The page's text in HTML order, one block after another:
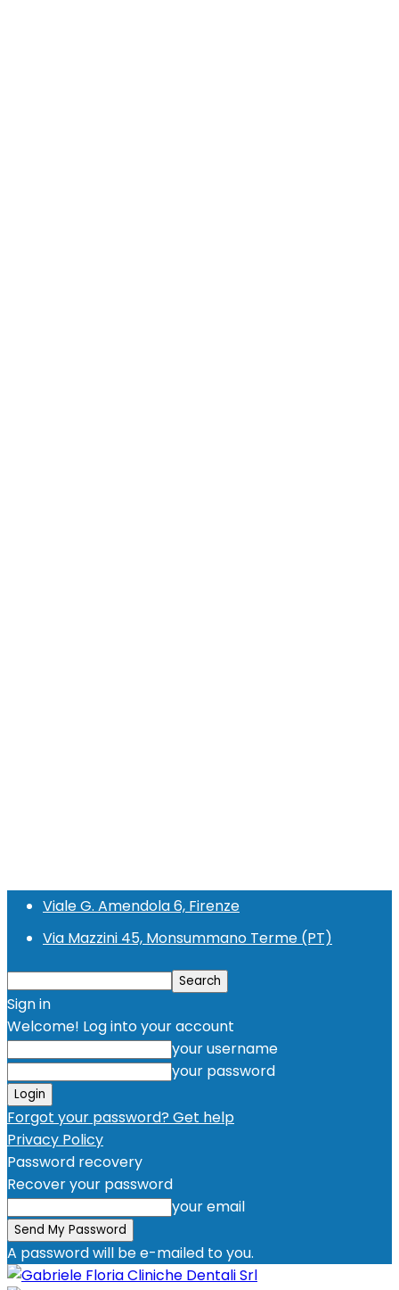
Viale G. Amendola 6, Firenze
Via Mazzini 45, Monsummano Terme (PT)
Sign in
Welcome! Log into your account
your username
your password
Forgot your password? Get help
Privacy Policy
Password recovery
Recover your password
your email
A password will be e-mailed to you.